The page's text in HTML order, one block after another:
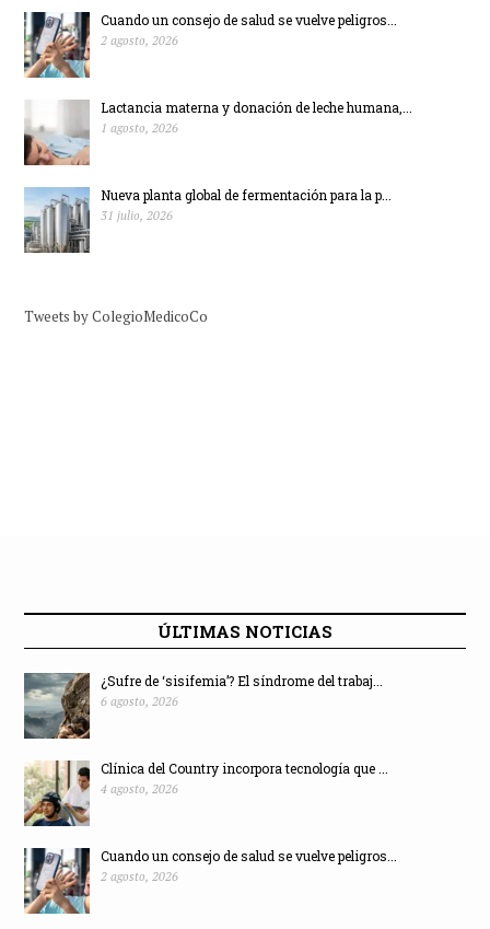
Cuando un consejo de salud se vuelve peligros...
2 agosto, 2026
Lactancia materna y donación de leche humana,...
1 agosto, 2026
Nueva planta global de fermentación para la p...
31 julio, 2026
Tweets by ColegioMedicoCo
ÚLTIMAS NOTICIAS
¿Sufre de ‘sisifemia’? El síndrome del trabaj...
6 agosto, 2026
Clínica del Country incorpora tecnología que ...
4 agosto, 2026
Cuando un consejo de salud se vuelve peligros...
2 agosto, 2026